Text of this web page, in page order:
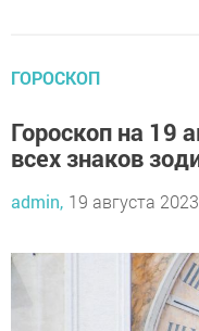
ГОРОСКОП
Гороскоп на 19
всех знаков
admin, 19 августа